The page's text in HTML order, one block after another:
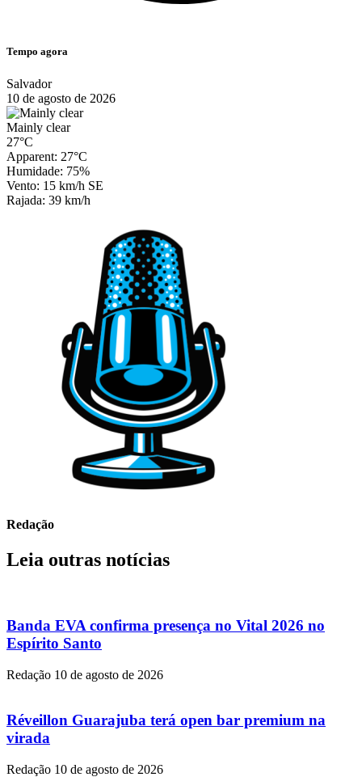
Tempo agora
Salvador
10 de agosto de 2026
Mainly clear
27°C
Apparent: 27°C
Humidade: 75%
Vento: 15 km/h SE
Rajada: 39 km/h
Redação
Leia outras notícias
Banda EVA confirma presença no Vital 2026 no
Espírito Santo
Redação 10 de agosto de 2026
Réveillon Guarajuba terá open bar premium na
virada
Redação 10 de agosto de 2026